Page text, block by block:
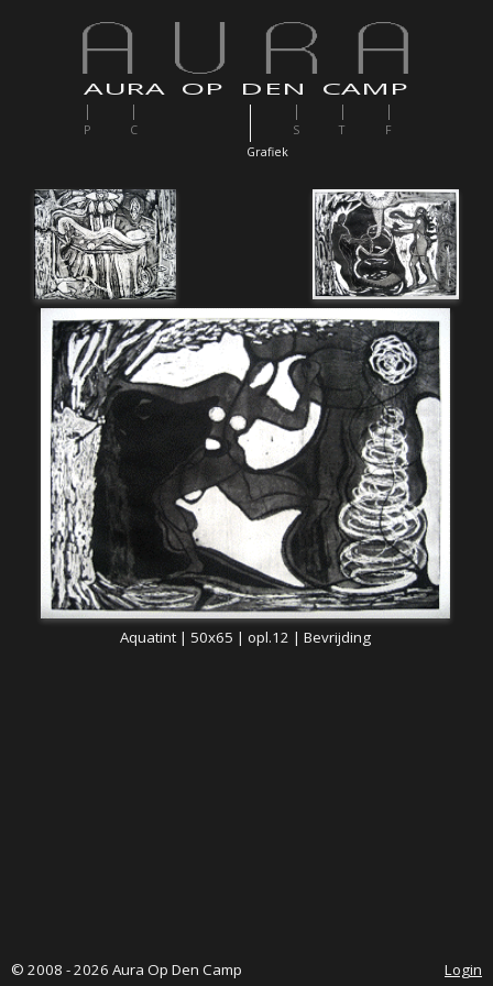
AURA OP DEN CAMP
P
C
Grafiek
S T F
Aquatint | 50x65 | opl.12 | Bevrijding
© 2008 - 2026 Aura Op Den Camp Login